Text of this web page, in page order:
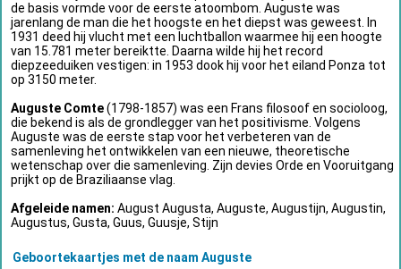
de basis vormde voor de eerste atoombom. Auguste was
jarenlang de man die het hoogste en het diepst was geweest. In
1931 deed hij vlucht met een luchtballon waarmee hij een hoogte
van 15.781 meter bereiktte. Daarna wilde hij het record
diepzeeduiken vestigen: in 1953 dook hij voor het eiland Ponza tot
op 3150 meter.
Auguste Comte(1798-1857) was een Frans filosoof en socioloog,
die bekend is als de grondlegger van het positivisme. Volgens
Auguste was de eerste stap voor het verbeteren van de
samenleving het ontwikkelen van een nieuwe, theoretische
wetenschap over die samenleving. Zijn devies Orde en Vooruitgang
prijkt op de Braziliaanse vlag.
Afgeleide namen: August Augusta, Auguste, Augustijn, Augustin,
Augustus, Gusta, Guus, Guusje, Stijn
Geboortekaartjes met de naam Auguste